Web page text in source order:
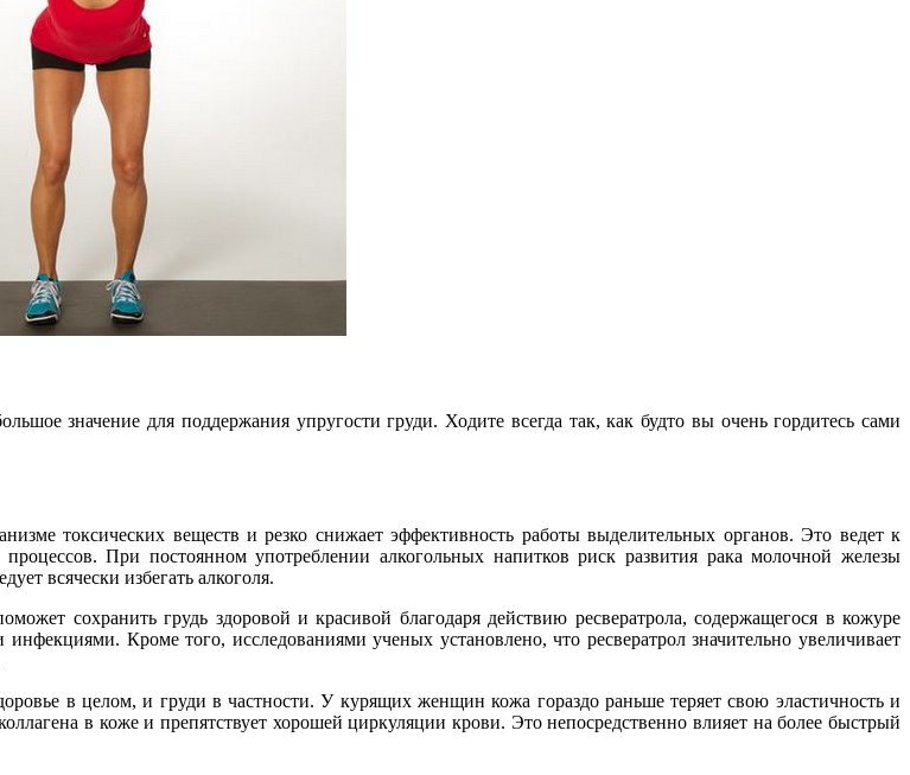
значение для поддержания упругости груди. Ходите всегда так, как будто вы очень гордитесь сами
токсических веществ и резко снижает эффективность работы выделительных органов. Это ведет к
При постоянном употреблении алкогольных напитков риск развития рака молочной железы
всячески избегать алкоголя.
сохранить грудь здоровой и красивой благодаря действию ресвератрола, содержащегося в кожуре
Кроме того, исследованиями ученых установлено, что ресвератрол значительно увеличивает
в целом, и груди в частности. У курящих женщин кожа гораздо раньше теряет свою эластичность и
в коже и препятствует хорошей циркуляции крови. Это непосредственно влияет на более быстрый